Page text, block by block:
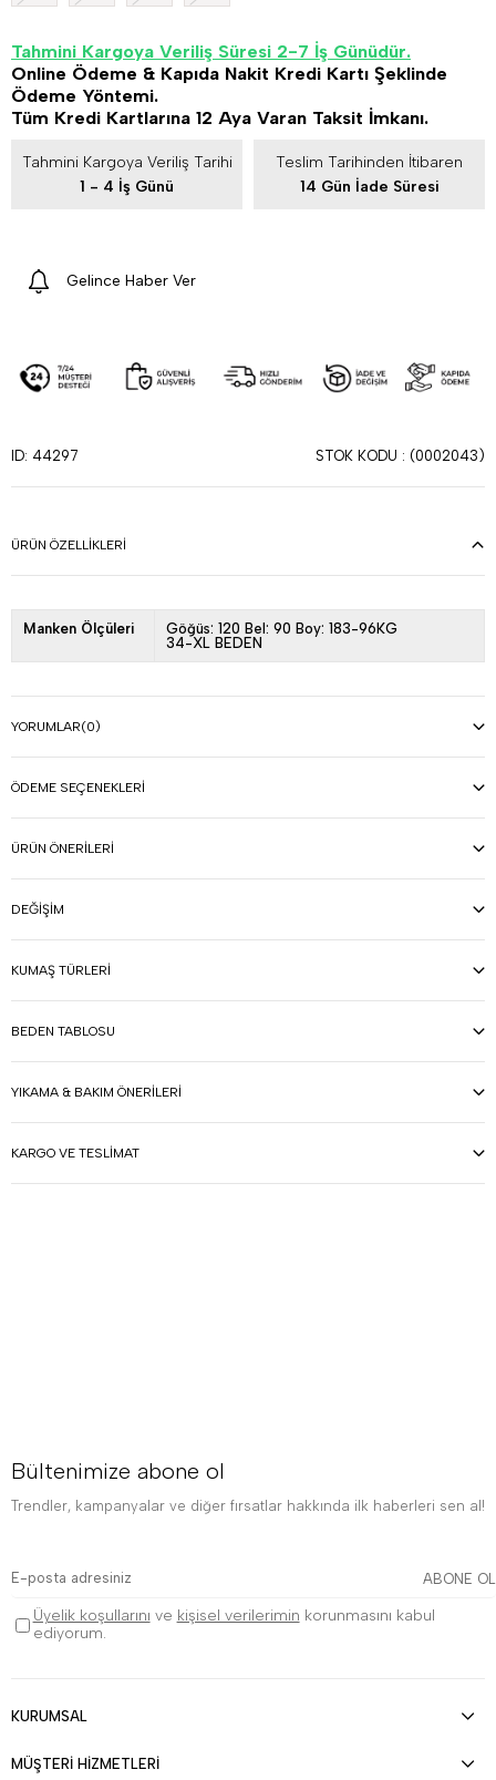
Tahmini Kargoya Veriliş Süresi 2-7 İş Günüdür.
Online Ödeme & Kapıda Nakit Kredi Kartı Şeklinde
Ödeme Yöntemi.
Tüm Kredi Kartlarına 12 Aya Varan Taksit İmkanı.
Tahmini Kargoya Veriliş Tarihi
1 - 4 İş Günü
Teslim Tarihinden İtibaren
14 Gün İade Süresi
Gelince Haber Ver
ID: 44297 STOK KODU (0002043)
ÜRÜN ÖZELLIKLERI
Manken Ölçüleri
Göğüs: 120 Bel: 90 Boy: 183-96KG
34-XL BEDEN
YORUMLAR(0)
ÖDEME SEÇENEKLERI
ÜRÜN ÖNERILERI
DEĞIŞIM
KUMAŞ TÜRLERI
BEDEN TABLOSU
YIKAMA & BAKIM ÖNERILERI
KARGO VE TESLIMAT
Bültenimize abone ol
Trendler, kampanyalar ve diğer fırsatlar hakkında ilk haberleri sen al!
ABONE OL
Üyelik koşullarını ve kişisel verilerimin korunmasını kabul
ediyorum.
KURUMSAL
MÜŞTERİ HİZMETLERİ